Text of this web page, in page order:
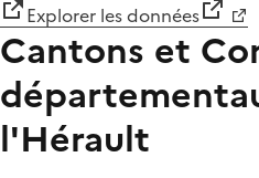
Explorer les données
Cantons et
l'Hérault